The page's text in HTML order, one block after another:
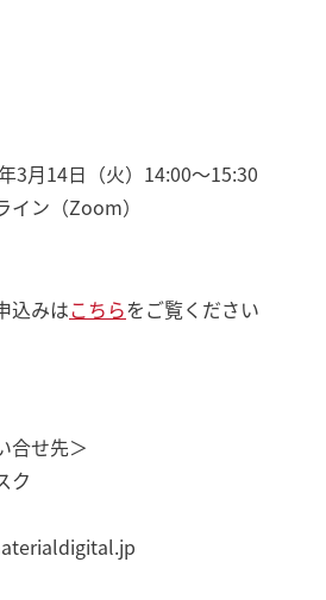
月14日（火）14:00～15:30
ン（Zoom）
込みはこちらをご覧ください
合せ先＞
ク